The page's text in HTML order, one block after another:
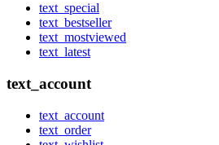
text_special
text_bestseller
text_mostviewed
text_latest
text_account
text_account
text_order